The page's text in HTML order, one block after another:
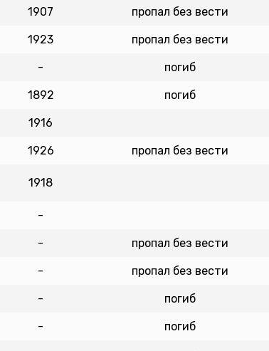
1907 пропал без вести
1923 пропал без вести
- погиб
1892 погиб
1916
1926 пропал без вести
1918
-
- пропал без вести
- пропал без вести
- погиб
- погиб